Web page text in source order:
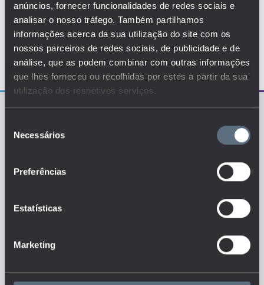
anúncios, fornecer funcionalidades de redes sociais e
analisar o nosso tráfego. Também partilhamos
informações acerca da sua utilização do site com os
nossos parceiros de redes sociais, de publicidade e de
análise, que as podem combinar com outras informações
que lhes forneceu ou recolhidas por estes a partir da sua
utilização dos respetivos serviços.
Necessários
Preferências
Estatísticas
Marketing
O EDUSTAT sistematiza um conjunto de indicadores e
português.